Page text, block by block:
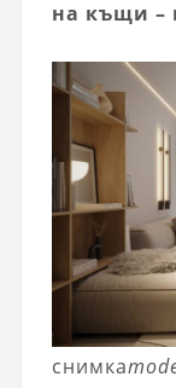
на къщи –
снимка